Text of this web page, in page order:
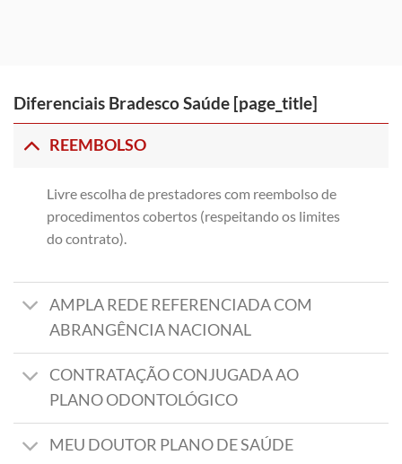
Diferenciais Bradesco Saúde [page_title]
REEMBOLSO
Livre escolha de prestadores com reembolso de
procedimentos cobertos (respeitando os limites
do contrato).
AMPLA REDE REFERENCIADA COM
ABRANGÊNCIA NACIONAL
CONTRATAÇÃO CONJUGADA AO
PLANO ODONTOLÓGICO
MEU DOUTOR PLANO DE SAÚDE